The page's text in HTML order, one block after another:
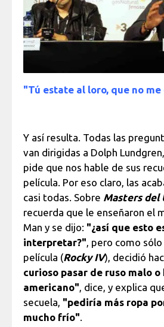
"Tú estate al loro, que no
Y así resulta. Todas las
van dirigidas a Dolph
pide que nos hable de sus
película. Por eso claro, las
casi todas. Sobre Masters del
recuerda que le enseñaron el
Man y se dijo: "¿así que esto
interpretar?", pero como
película (Rocky IV), decidió
curioso pasar de ruso malo o
americano", dice, y explica
secuela, "pediría más ropa
mucho frío".